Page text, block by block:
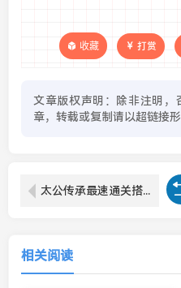
收藏 打赏
文章版权声明：除非注明，
章，转载或复制请以超链接形
太公传承最速通关搭配攻略 太公传承内容推荐
相关阅读